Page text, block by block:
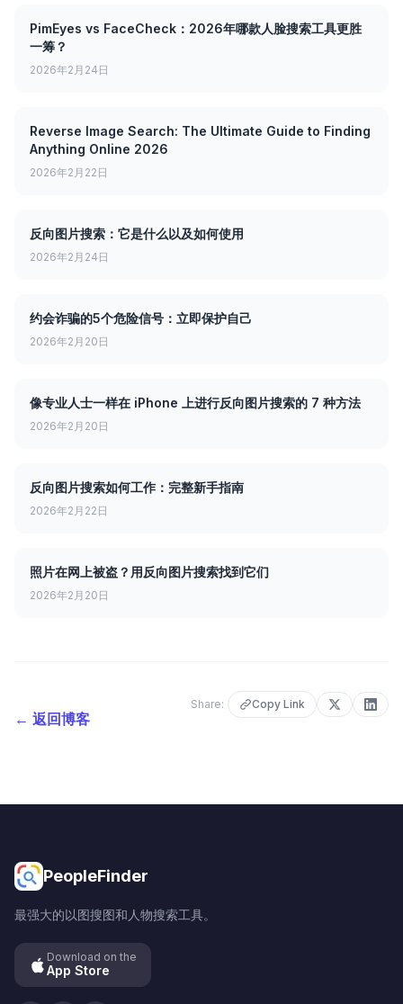
PimEyes vs FaceCheck：2026年哪款人脸搜索工具更胜
一筹？
2026年2月24日
Reverse Image Search: The Ultimate Guide to Finding
Anything Online 2026
2026年2月22日
反向图片搜索：它是什么以及如何使用
2026年2月24日
约会诈骗的5个危险信号：立即保护自己
2026年2月20日
像专业人士一样在 iPhone 上进行反向图片搜索的 7 种方法
2026年2月20日
反向图片搜索如何工作：完整新手指南
2026年2月22日
照片在网上被盗？用反向图片搜索找到它们
2026年2月20日
← 返回博客
Share: Copy Link
PeopleFinder
最强大的以图搜图和人物搜索工具。
Download on the
App Store